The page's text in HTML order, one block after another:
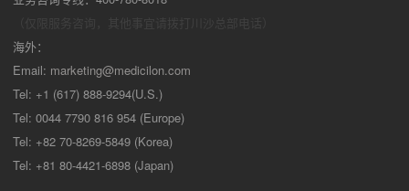
海外：
Email: marketing@medicilon.com
Tel: +1 (617) 888-9294(U.S.)
Tel: 0044 7790 816 954 (Europe)
Tel: +82 70-8269-5849 (Korea)
Tel: +81 80-4421-6898 (Japan)